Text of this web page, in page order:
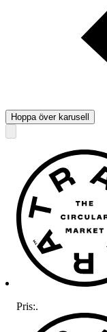
Hoppa över karusell
Pris:.